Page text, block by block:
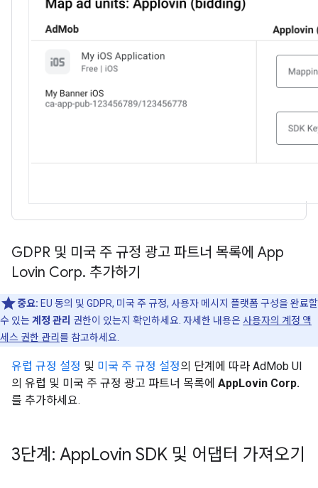
GDPR 및 미국 주 규정 광고 파트너 목록에 App
Lovin Corp. 추가하기
중요: EU 동의 및 GDPR, 미국 주 규정, 사용자 메시지 플랫폼 구성을 완료할
수 있는계정 관리 권한이 있는지 확인하세요. 자세한 내용은 사용자의 계정 액
세스 권한 관리 를 참고하세요.
유럽 규정 설정 및 미국 주 규정 설정의 단계에 따라 AdMob UI
의 유럽 및 미국 주 규정 광고 파트너 목록에 AppLovin Corp.
를 추가하세요.
3단계: AppLovin SDK 및 어댑터 가져오기